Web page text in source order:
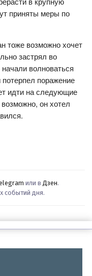
приняты меры по
тоже возможно хочет
застрял во
волноваться
поражение
идти на следующие
он хотел
или в Дзен.
событий дня.